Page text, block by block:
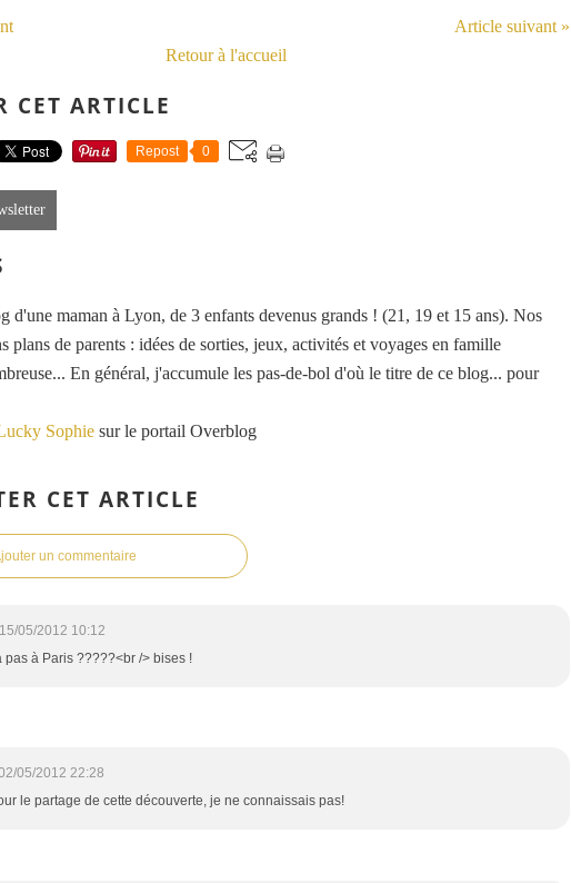
Article suivant »
Retour à l'accueil
CET ARTICLE
Repost 0
d'une maman à Lyon, de 3 enfants devenus grands ! (21, 19 et 15 ans). Nos
plans de parents : idées de sorties, jeux, activités et voyages en famille
En général, j'accumule les pas-de-bol d'où le titre de ce blog... pour
Sophie sur le portail Overblog
CET ARTICLE
un commentaire
15/05/2012 10:12
pas à Paris ?????<br /> bises !
05/2012 22:28
le partage de cette découverte, je ne connaissais pas!